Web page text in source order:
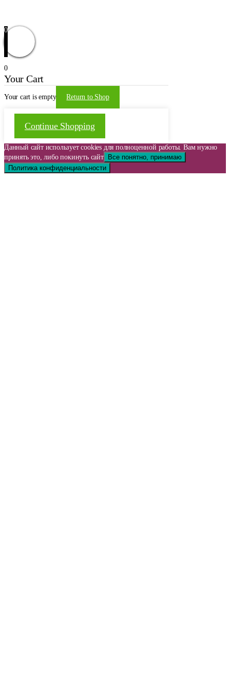
0
0
Your Cart
Your cart is empty Return to Shop
Continue Shopping
Данный сайт использует cookies для полноценной работы. Вам нужно
принять это, либо покинуть сайт
Все понятно, принимаю
Политика конфиденциальности